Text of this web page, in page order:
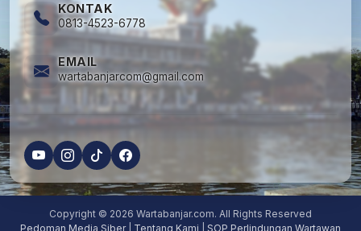
KONTAK
0813-4523-6778
EMAIL
wartabanjarcom@gmail.com
Copyright © 2026 Wartabanjar.com. All Rights Reserved
Pedoman Media Siber| Tentang Kami SOP Perlindungan Wartawan